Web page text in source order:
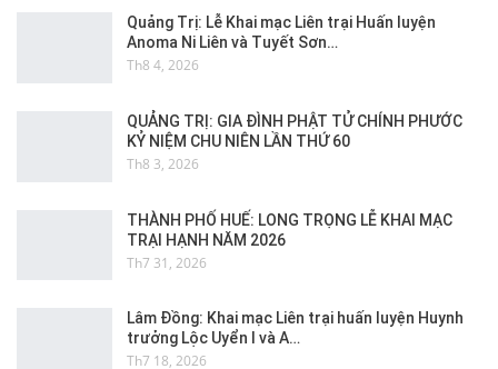
Quảng Trị: Lễ Khai mạc Liên trại Huấn luyện
Anoma Ni Liên và Tuyết Sơn…
Th8 4, 2026
QUẢNG TRỊ: GIA ĐÌNH PHẬT TỬ CHÍNH PHƯỚC
KỶ NIỆM CHU NIÊN LẦN THỨ 60
Th8 3, 2026
THÀNH PHỐ HUẾ: LONG TRỌNG LỄ KHAI MẠC
TRẠI HẠNH NĂM 2026
Th7 31, 2026
Lâm Đồng: Khai mạc Liên trại huấn luyện Huynh
trưởng Lộc Uyển I và A…
Th7 18, 2026